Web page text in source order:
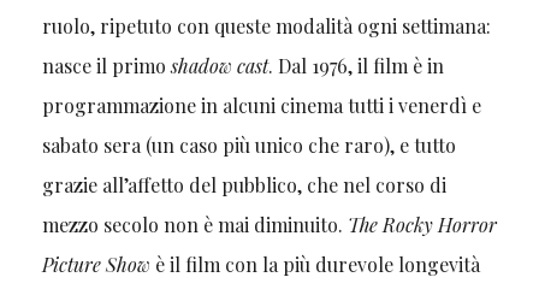
ruolo, ripetuto con queste modalità ogni settimana:
nasce il primoshadow cast. Dal 1976, il film è in
programmazione in alcuni cinema tutti i venerdì e
sabato sera (un caso più unico che raro), e tutto
grazie all’affetto del pubblico, che nel corso di
mezzo secolo non è mai diminuito. The Rocky Horror
Picture Show è il film con la più durevole longevità